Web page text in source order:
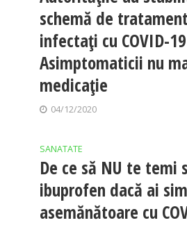
schemă de
infectați cu COVID-
Asimptomaticii nu
medicație
04/12/2020
SANATATE
De ce să NU te temi
ibuprofen dacă ai
asemănătoare cu